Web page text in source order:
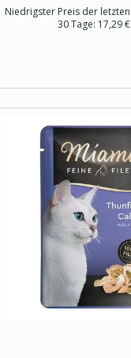
Niedrigster Preis der letzten
30 Tage: 17,29 €